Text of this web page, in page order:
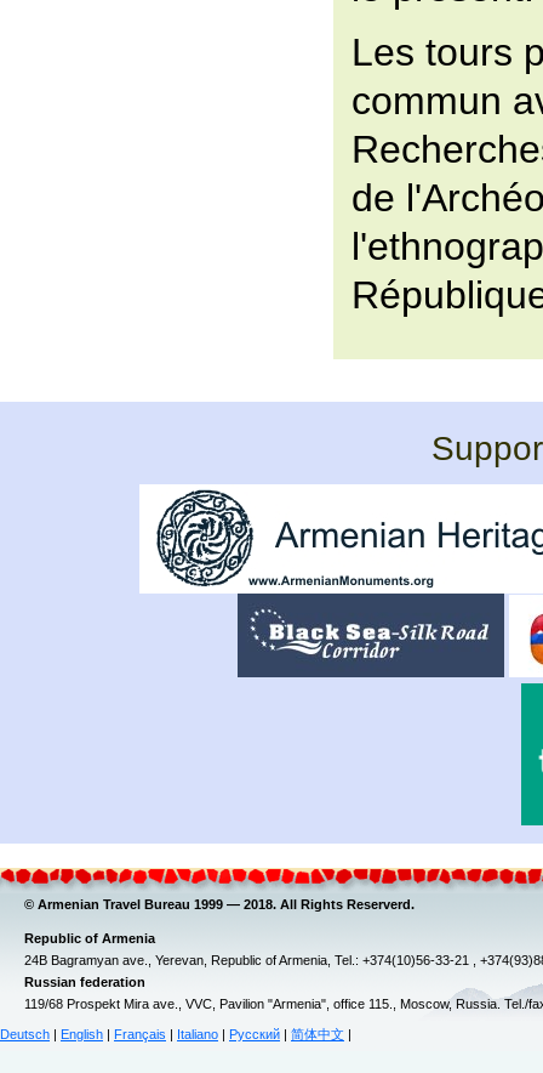
Les tours
commun
de
© Armenian Travel Bureau 1999 — 2018. All Rights Reserverd.
Republic of Armenia
24B Bagramyan ave., Yerevan, Republic of Armenia, Tel.: +374(10)56-33-21 ,
Russian federation
119/68 Prospekt Mira ave., VVC, Pavilion "Armenia", office 115., Moscow, Russia. Tel./
Deutsch English Français Italiano Русский 简体中文